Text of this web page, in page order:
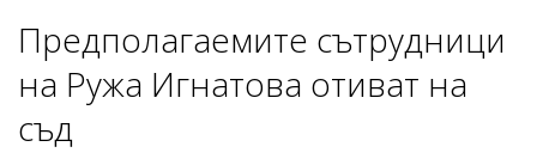
Предполагаемите сътрудници
на Ружа Игнатова отиват на
съд